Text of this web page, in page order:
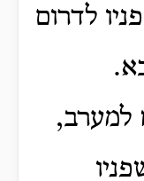
לדרום
למערב,